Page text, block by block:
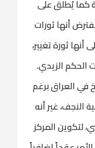
كما يُطلق على
من يفترض أنها ثورات
ثورة تغيير،
الحكم الزيدي.
في العراق برغم
النجف، غير أنه
لتكوين المركز